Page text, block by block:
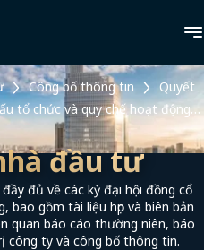
Công bố thông tin
Quyết
tổ chức và quy chế hoạt động
đầu tư
đủ về các kỳ đại hội đồng cổ
gồm tài liệu họp và biên bản
quan báo cáo thường niên, báo
công ty và công bố thông tin.